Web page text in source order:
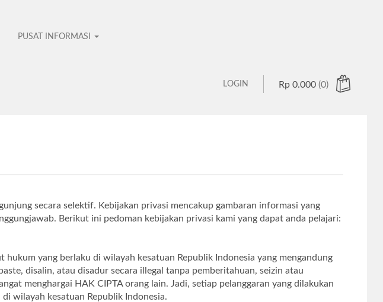
PUSAT INFORMASI
Rp 0.000 (0)
LOGIN
secara selektif. Kebijakan privasi mencakup gambaran informasi yang
Berikut ini pedoman kebijakan privasi kami yang dapat anda pelajari:
yang berlaku di wilayah kesatuan Republik Indonesia yang mengandung
disalin, atau disadur secara illegal tanpa pemberitahuan, seizin atau
menghargai HAK CIPTA orang lain. Jadi, setiap pelanggaran yang dilakukan
wilayah kesatuan Republik Indonesia.